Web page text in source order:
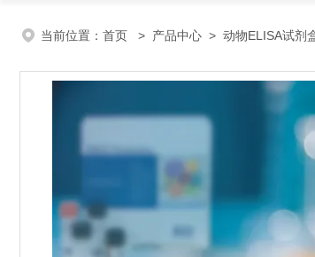
当前位置： 首页 > 产品中心 > 动物ELISA试剂